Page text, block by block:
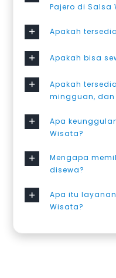
Pajero di Salsa
Apakah
Apakah bisa
Apakah
mingguan,
Apa
Wisata?
Mengapa
disewa?
Apa itu
Wisata?